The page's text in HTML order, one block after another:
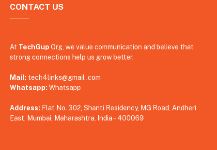
CONTACT US
At TechGup Org, we value communication and believe that
strong connections help us grow better.
Mail: tech4links@gmail .com
Whatsapp: Whatsapp
Address: Flat No. 302, Shanti Residency, MG Road, Andheri
East, Mumbai, Maharashtra, India – 400069